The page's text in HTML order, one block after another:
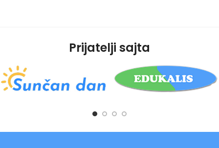
Prijatelji sajta